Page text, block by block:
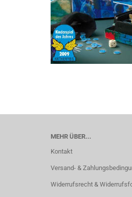
MEHR ÜBER...
Kontakt
Versand- &
Widerrufsrecht &